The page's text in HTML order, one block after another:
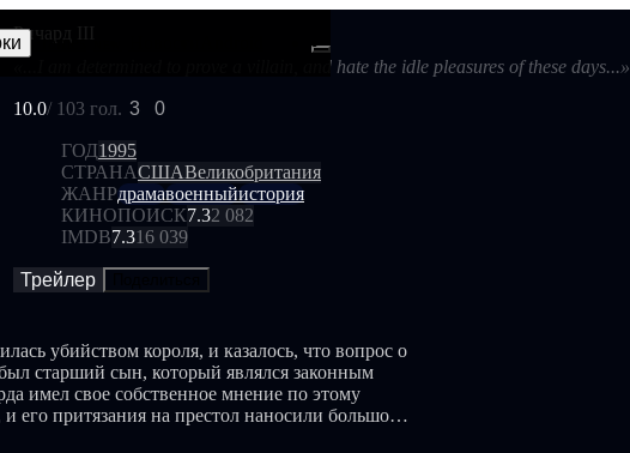
Frames
Ричард III
«...I am determined to prove a villain, and hate the idle pleasures of these days...»
10.0/ 103 гол. 3 0
ГОД1995
СТРАНАСШАВеликобритания
ЖАНРдрамавоенныйистория
КИНОПОИСК7.32 082
IMDB7.316 039
Трейлер
убийством короля, и казалось, что вопрос о
старший сын, который являлся законным
имел свое собственное мнение по этому
его притязания на престол наносили большой